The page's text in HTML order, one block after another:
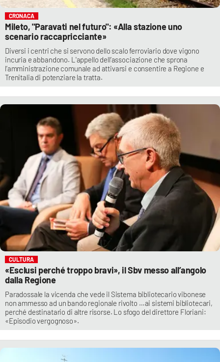
CRONACA
Mileto, "Paravati nel futuro": «Alla stazione uno
scenario raccapricciante»
Diversi i centri che si servono dello scalo ferroviario dove vigono
incuria e abbandono. L'appello dell’associazione che sprona
l’amministrazione comunale ad attivarsi e consentire a Regione e
Trenitalia di potenziare la tratta.
CULTURA
«Esclusi perché troppo bravi», il Sbv messo all’angolo
dalla Regione
Paradossale la vicenda che vede il Sistema bibliotecario vibonese
non ammesso ad un bando regionale rivolto …ai sistemi bibliotecari,
perché destinatario di altre risorse. Lo sfogo del direttore Floriani:
«Episodio vergognoso».